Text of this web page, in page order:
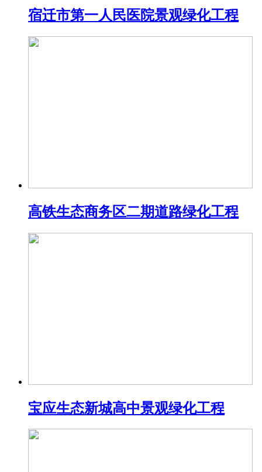
宿迁市第一人民医院景观绿化工程
高铁生态商务区二期道路绿化工程
宝应生态新城高中景观绿化工程